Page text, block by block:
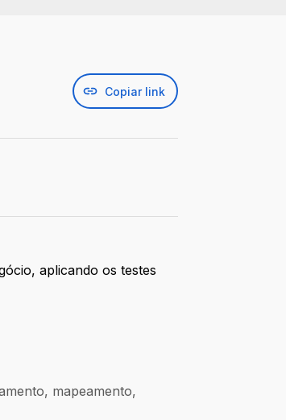
Copiar link
aplicando os testes
mapeamento,